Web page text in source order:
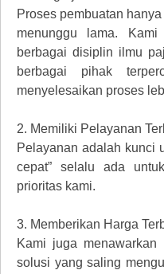
Proses pembuatan
menunggu lama.
berbagai disiplin ilmu
berbagai pihak
menyelesaikan proses
2. Memiliki Pelayanan
Pelayanan adalah kunci
cepat” selalu ada
prioritas kami.
3. Memberikan Harga
Kami juga menawarkan
solusi yang saling